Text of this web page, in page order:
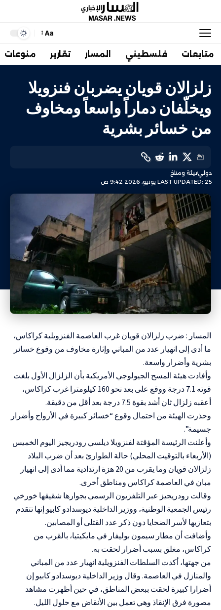
Aa
متابعات فلسطيني المسار تقارير منوعات
زلزالان قويان يضربان فنزويلا
ويخلّفان دماراً واسعاً ومخاوف
من خسائر بشرية
LAST UPDATED: 25 يونيو، 2026 9:42 ص
دوليبيئة ومناخ
المسار : ضرب زلزالان قويان غرب العاصمة الفنزويلية كراكاس،
ما أدى إلى انهيار عدد من المباني وإثارة مخاوف من وقوع خسائر
بشرية وأضرار واسعة.
وأفادت هيئة المسح الجيولوجي الأمريكية بأن الزلزال الأول بلغت
قوته 7.1 درجة ووقع على بعد نحو 160 كيلومترا غرب كراكاس،
أعقبه زلزال ثان أشد بقوة 7.5 درجة بعد أقل من دقيقة.
وحذرت الهيئة من احتمال وقوع “خسائر كبيرة في الأرواح وأضرار
جسيمة”.
وأعلنت الرئيسة المؤقتة لفنزويلا ديلسي ‌رودريجيز اليوم الخميس
(الأربعاء بالتوقيت المحلي) حالة الطوارئ بعد أن ضرب البلاد
زلزالان قويان وما يقرب من 20 هزة ارتدادية مما أدى إلى انهيار
مبان في العاصمة كراكاس ومناطق أخرى.
وقالت رودريجيز عبر التلفزيون الرسمي بجوارها شقيقها خورخي
رئيس الجمعية الوطنية، ووزير ‌الداخلية ديوسدادو كابيو إنها ‌تتقدم
بتعازيها لأسر الضحايا دون ذكر عدد القتلى ‌أو المصابين.
وأضافت أن مطار سيمون بوليفار في مايكيتيا، بالقرب من
كراكاس، مغلق بسبب أضرار لحقت به.
من جهتها، أكدت السلطات الفنزويلية انهيار عدد من المباني
والمنازل في العاصمة. وقال وزير الداخلية ديوسدادو كابيو إن
أضرارا كبيرة لحقت ببعض المناطق، في حين أظهرت مشاهد
مصورة فرق الإنقاذ وهي تعمل بين الأنقاض مع حلول الليل.